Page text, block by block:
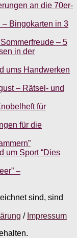
an die 70er-
Bingokarten in 3
– 5
in der
ums Handwerken
– Rätsel- und
für
für die
um Sport “Dies
–
sind, sind
/ Impressum